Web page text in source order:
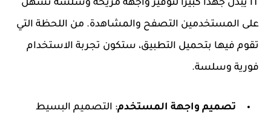
IT يبذل جهدًا كبيرًا لتوفير واجهة مريحة وسلسة تسهل
على المستخدمين التصفح والمشاهدة. من اللحظة التي
تقوم فيها بتحميل التطبيق، ستكون تجربة الاستخدام
فورية وسلسة.
تصميم واجهة المستخدم: التصميم البسيط